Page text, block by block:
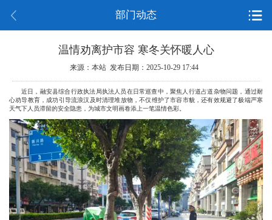
部门动态
温情劝离护市容 寒冬关怀暖人心
来源：本站 发布日期：2025-10-29 17:44
近日，融安县综合行政执法局执法人员在日常巡查中，聚焦人行道占道杂物问题，通过耐
心劝导教育，成功引导流浪汉及时清理堆放物，不仅维护了市容市貌，还有效规避了极端严寒
天气下人员滞留的安全隐患，为城市文明画卷添上一笔温情色彩。